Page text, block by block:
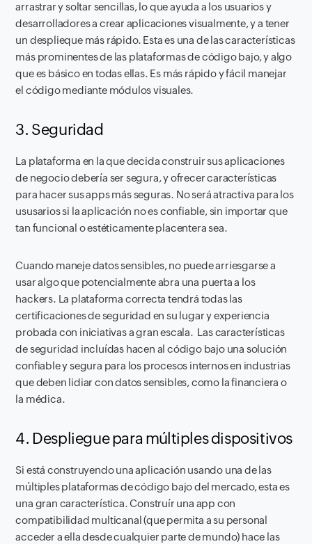
arrastrar y soltar sencillas, lo que ayuda a los usuarios y
desarrolladores a crear aplicaciones visualmente, y a tener
un desplieque más rápido. Esta es una de las características
más prominentes de las plataformas de código bajo, y algo
que es básico en todas ellas. Es más rápido y fácil manejar
el código mediante módulos visuales.
3. Seguridad
La plataforma en la que decida construir sus aplicaciones
de negocio debería ser segura, y ofrecer características
para hacer sus apps más seguras. No será atractiva para los
ususarios si la aplicación no es confiable, sin importar que
tan funcional o estéticamente placentera sea.
Cuando maneje datos sensibles, no puede arriesgarse a
usar algo que potencialmente abra una puerta a los
hackers. La plataforma correcta tendrá todas las
certificaciones de seguridad en su lugar y experiencia
probada con iniciativas a gran escala. Las características
de seguridad incluídas hacen al código bajo una solución
confiable y segura para los procesos internos en industrias
que deben lidiar con datos sensibles, como la financiera o
la médica.
4. Despliegue para múltiples dispositivos
Si está construyendo una aplicación usando una de las
múltiples plataformas de código bajo del mercado, esta es
una gran característica. Construír una app con
compatibilidad multicanal (que permita a su personal
acceder a ella desde cualquier parte de mundo) hace las